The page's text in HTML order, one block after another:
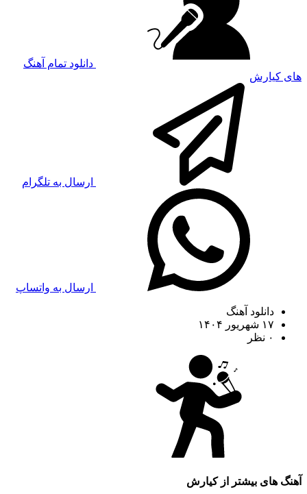
دانلود تمام آهنگ
های کیارش
ارسال به تلگرام
ارسال به واتساپ
دانلود آهنگ
۱۷ شهریور ۱۴۰۴
۰ نظر
آهنگ های بیشتر ازکیارش